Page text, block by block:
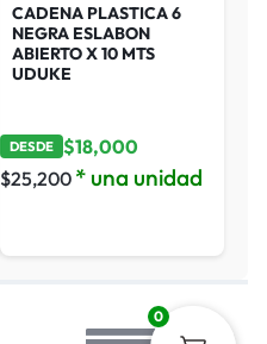
CADENA PLASTICA 6
NEGRA ESLABON
ABIERTO X 10 MTS
UDUKE
DESDE $18,000
$25,200 * una unidad
0